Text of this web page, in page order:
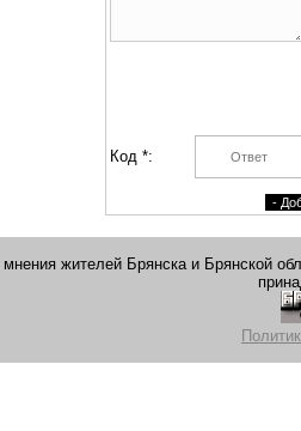
Код *:
жителей Брянска и Брянской